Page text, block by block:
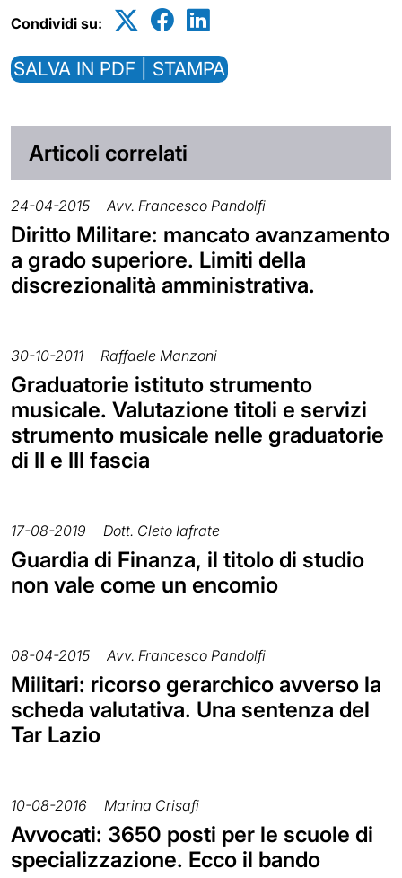
Condividi su:
SALVA IN PDF | STAMPA
Articoli correlati
24-04-2015 Avv. Francesco Pandolfi
Diritto Militare: mancato avanzamento
a grado superiore. Limiti della
discrezionalità amministrativa.
30-10-2011 Raffaele Manzoni
Graduatorie istituto strumento
musicale. Valutazione titoli e servizi
strumento musicale nelle graduatorie
di II e III fascia
17-08-2019 Dott. Cleto Iafrate
Guardia di Finanza, il titolo di studio
non vale come un encomio
08-04-2015 Avv. Francesco Pandolfi
Militari: ricorso gerarchico avverso la
scheda valutativa. Una sentenza del
Tar Lazio
10-08-2016 Marina Crisafi
Avvocati: 3650 posti per le scuole di
specializzazione. Ecco il bando